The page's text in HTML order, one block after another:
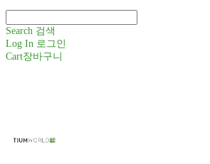
Search 검색
Log In 로그인
Cart장바구니